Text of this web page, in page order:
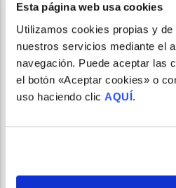
Esta página web usa cookies
Utilizamos cookies propias y
nuestros servicios mediante el
navegación. Puede aceptar las
el botón «Aceptar cookies» o
uso haciendo clic AQUÍ.